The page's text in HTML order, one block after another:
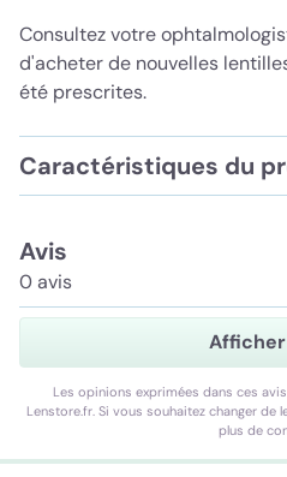
Consultez votre
d'acheter de nouvelles
été prescrites.
Caractéristiques du
Avis
0 avis
Les opinions exprimées dans ces
Lenstore.fr. Si vous souhaitez changer
plus de